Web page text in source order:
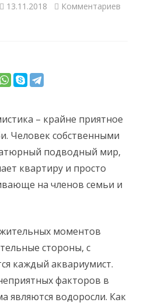
13.11.2018 Комментариев
– крайне приятное
Человек собственными
подводный мир,
квартиру и просто
на членов семьи и
моментов
стороны, с
каждый аквариумист.
факторов в
являются водоросли. Как